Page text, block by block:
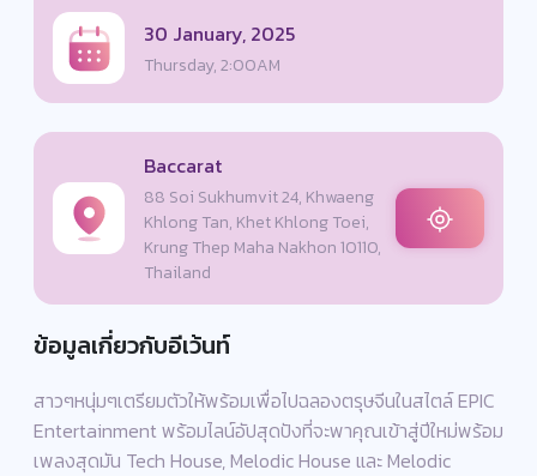
30 January, 2025
Thursday, 2:00AM
Baccarat
88 Soi Sukhumvit 24, Khwaeng
Khlong Tan, Khet Khlong Toei,
Krung Thep Maha Nakhon 10110,
Thailand
ข้อมูลเกี่ยวกับอีเว้นท์
สาวๆหนุ่มๆเตรียมตัวให้พร้อมเพื่อไปฉลองตรุษจีนในสไตล์ EPIC
Entertainment พร้อมไลน์อัปสุดปังที่จะพาคุณเข้าสู่ปีใหม่พร้อม
เพลงสุดมัน Tech House, Melodic House และ Melodic